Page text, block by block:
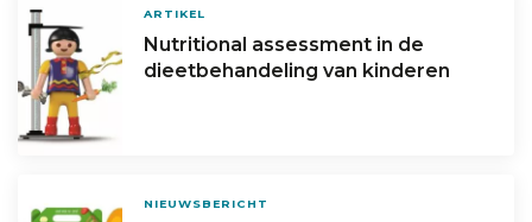
ARTIKEL
Nutritional assessment in de
dieetbehandeling van kinderen
NIEUWSBERICHT